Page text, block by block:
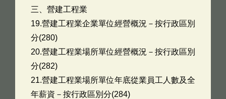
三、營建工程業
19.營建工程業企業單位經營概況－按行政區別
分(280)
20.營建工程業場所單位經營概況－按行政區別
分(282)
21.營建工程業場所單位年底從業員工人數及全
年薪資－按行政區別分(284)